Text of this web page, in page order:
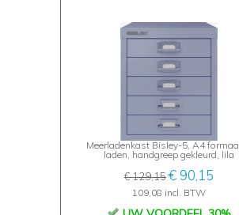
Meerladenkast Bisley-5, A4
laden, handgreep gekleurd, lila
€ 129,15€ 90,15
109,08 incl. BTW